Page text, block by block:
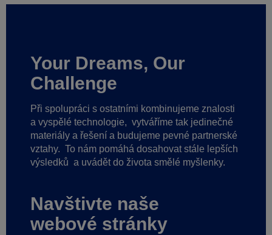
Your Dreams, Our
Challenge
Při spolupráci s ostatními kombinujeme znalosti
a vyspělé technologie, vytváříme tak jedinečné
materiály a řešení a budujeme pevné partnerské
vztahy. To nám pomáhá dosahovat stále lepších
výsledků a uvádět do života smělé myšlenky.
Navštivte naše
webové stránky